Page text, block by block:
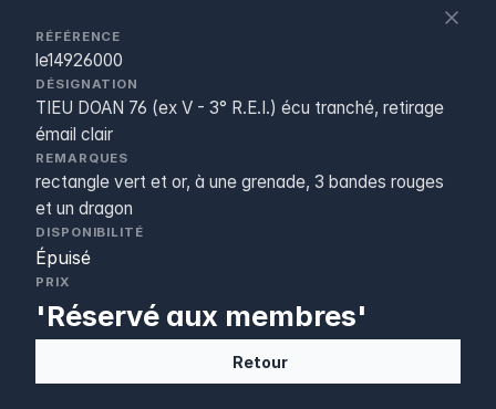
RÉFÉRENCE
le14926000
DÉSIGNATION
TIEU DOAN 76 (ex V - 3° R.E.I.) écu tranché, retirage
émail clair
REMARQUES
rectangle vert et or, à une grenade, 3 bandes rouges
et un dragon
DISPONIBILITÉ
Épuisé
PRIX
'Réservé aux membres'
Retour